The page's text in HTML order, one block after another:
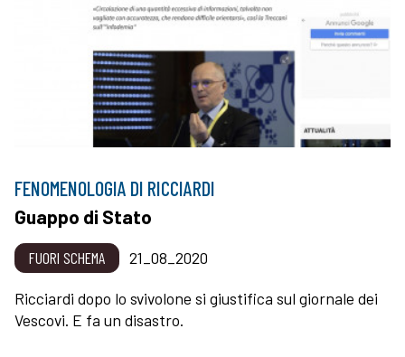
FENOMENOLOGIA DI RICCIARDI
Guappo di Stato
FUORI SCHEMA 21_08_2020
Ricciardi dopo lo svivolone si giustifica sul giornale dei
Vescovi. E fa un disastro.